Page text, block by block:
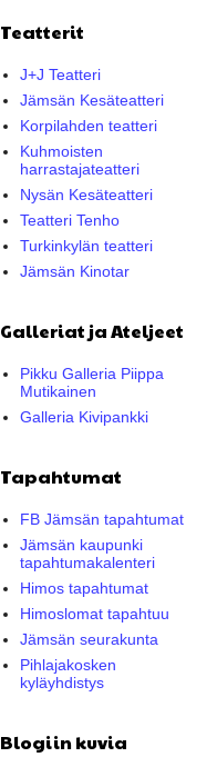
Teatterit
J+J Teatteri
Jämsän Kesäteatteri
Korpilahden teatteri
Kuhmoisten
harrastajateatteri
Nysän Kesäteatteri
Teatteri Tenho
Turkinkylän teatteri
Jämsän Kinotar
Galleriat ja Ateljeet
Pikku Galleria Piippa
Mutikainen
Galleria Kivipankki
Tapahtumat
FB Jämsän tapahtumat
Jämsän kaupunki
tapahtumakalenteri
Himos tapahtumat
Himoslomat tapahtuu
Jämsän seurakunta
Pihlajakosken
kyläyhdistys
Blogiin kuvia